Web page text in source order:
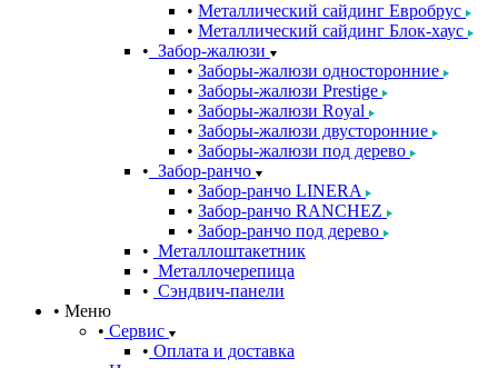
Металлический сайдинг Евробрус
Металлический сайдинг Блок-хаус
Забор-жалюзи
Заборы-жалюзи односторонние
Заборы-жалюзи Prestige
Заборы-жалюзи Royal
Заборы-жалюзи двусторонние
Заборы-жалюзи под дерево
Забор-ранчо
Забор-ранчо LINERA
Забор-ранчо RANCHEZ
Забор-ранчо под дерево
Металлоштакетник
Металлочерепица
Сэндвич-панели
Меню
Сервис
Оплата и доставка